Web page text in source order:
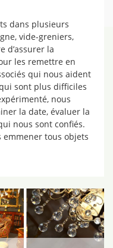
dans plusieurs
vide-greniers,
d’assurer la
les remettre en
qui nous aident
sont plus difficiles
nous
la date, évaluer la
nous sont confiés.
emmener tous objets